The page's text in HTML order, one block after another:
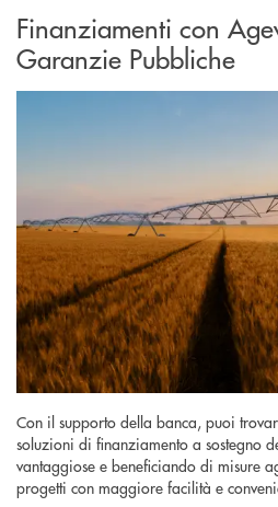
Finanziamenti con
Garanzie Pubbliche
Con il supporto della banca, puoi
soluzioni di finanziamento a sostegno
vantaggiose e beneficiando di misure
progetti con maggiore facilità e